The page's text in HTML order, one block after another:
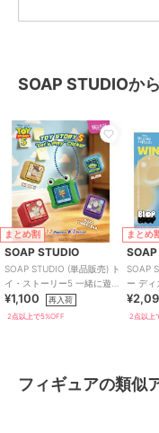
SOAP STUDIOか
まとめ割
SOAP STUDIO
SOAP STUDIO (単品販売) ト
イ・ストーリー5 一緒に遊ぼ
う クリッカー ブラインド
¥1,100 再入荷
2点以上で5%OFF
まとめ
SOAP
ー ディ
2点以上
フィギュアの類似